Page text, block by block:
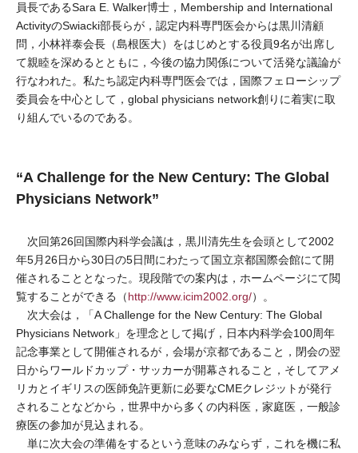
員長であるSara E. Walker博士，Membership and International
ActivityのSwiacki部長らが，認定内科専門医会からは黒川清顧
問，小林祥泰会長（島根医大）をはじめとする役員9名が出席し
て親睦を深めるとともに，今後の協力関係について活発な議論が
行なわれた。私たち認定内科専門医会では，国際フェローシップ
委員会を中心として，global physicians network創りに着実に取
り組んでいるのである。
“A Challenge for the New Century: The Global
Physicians Network”
次回第26回国際内科学会議は，黒川清先生を会頭として2002
年5月26日から30日の5日間にわたって国立京都国際会館にて開
催されることとなった。現段階での案内は，ホームページにて閲
覧することができる（http://www.icim2002.org/）。
次大会は，「A Challenge for the New Century: The Global
Physicians Network」を理念として掲げ，日本内科学会100周年
記念事業として開催されるが，会場が京都であること，閉会の翌
日からワールドカップ・サッカーが開幕されること，そしてアメ
リカとイギリスの医師免許更新に必要なCMEクレジットが発行
されることなどから，世界中から多くの内科医，家庭医，一般診
療医の参加が見込まれる。
単に次大会の準備をするという意味のみならず，これを機に私